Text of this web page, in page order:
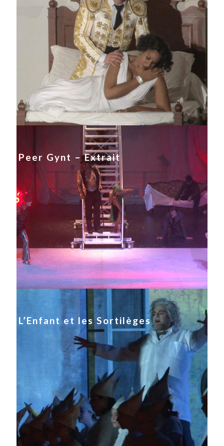
Peer Gynt – Extrait
L’Enfant et les Sortilèges